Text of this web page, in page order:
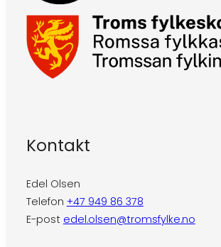
Kontakt
Edel Olsen
Telefon +47 949 86 378
E-post edel.olsen@tromsfylke.no